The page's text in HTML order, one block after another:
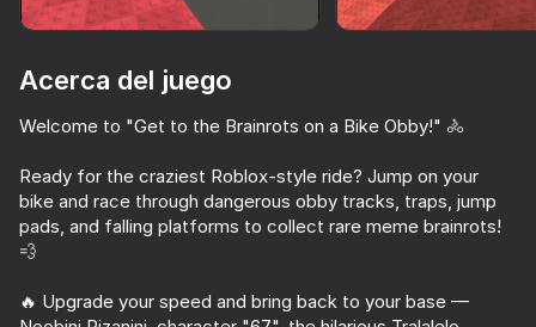
JUGAR
Obby but You're on a Bike
Poppy Playtime Chapter 1 - Original
Obby: Build a Bridge for Brainrot
Acerca del juego
Welcome to "Get to the Brainrots on a Bike Obby!" 🚴
Ready for the craziest Roblox-style ride? Jump on your
bike and race through dangerous obby tracks, traps, jump
pads, and falling platforms to collect rare meme brainrots!
💨
🔥 Upgrade your speed and bring back to your base —